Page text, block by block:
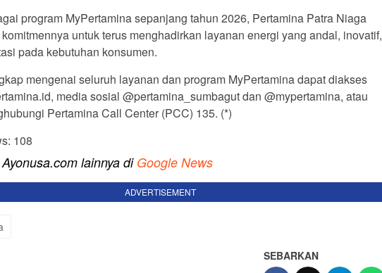
program MyPertamina sepanjang tahun 2026, Pertamina Patra Niaga
untuk terus menghadirkan layanan energi yang andal, inovatif,
pada kebutuhan konsumen.
mengenai seluruh layanan dan program MyPertamina dapat diakses
media sosial @pertamina_sumbagut dan @mypertamina, atau
Pertamina Call Center (PCC) 135. (*)
108
lainnya diGoogle News
ADVERTISEMENT
SEBARKAN